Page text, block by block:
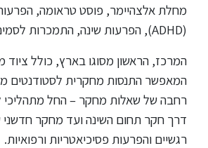
היחידה
ללימודי
ועברית
תואר
שני
מחלת אלצהיימר, פוסט טראומה,
(ADHD), הפרעות שינה, התמכרות לסמים ועוד.
המרכז, הראשון מסוגו בארץ, כולל
המאפשר התנסות מחקרית לסטודנטים
רחבה של שאלות מחקר – החל מתהליכי
דרך חקר תחום השינה ועד מחקר חדשני
רגשיים והפרעות פסיכיאטריות ורפואיות.